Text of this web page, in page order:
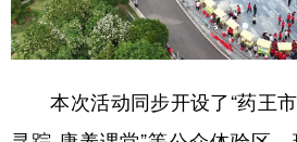
公益 一带一路 亚
文化产业
本次活动同步开设了‌“药王市